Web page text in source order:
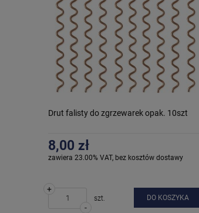
Drut falisty do zgrzewarek opak. 10szt
8,00 zł
zawiera 23.00% VAT, bez kosztów dostawy
-
+
szt. DO KOSZYKA